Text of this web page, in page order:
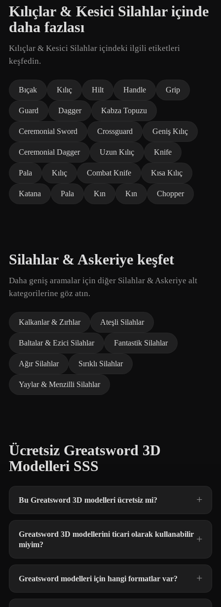
Kılıçlar & Kesici Silahlar içinde
daha fazlası
Kılıçlar & Kesici Silahlar içindeki ilgili etiketleri
keşfedin.
Bıçak Kılıç Hilt Handle Grip
Guard Dagger Kabza Topuzu
Ceremonial Sword Crossguard Geniş Kılıç
Ceremonial Dagger Uzun Kılıç Knife
Pala Kılıç Combat Knife Kısa Kılıç
Katana Pala Kın Kın Chopper
Silahlar & Askeriye keşfet
Daha geniş aramalar için diğer Silahlar & Askeriye alt
kategorilerine göz atın.
Kalkanlar & Zırhlar Ateşli Silahlar
Baltalar & Ezici Silahlar Fantastik Silahlar
Ağır Silahlar Sırıklı Silahlar
Yaylar & Menzilli Silahlar
Ücretsiz Greatsword 3D
Modelleri SSS
Bu Greatsword 3D modelleri ücretsiz mi?
Greatsword 3D modellerini ticari olarak kullanabilir
miyim?
Greatsword modelleri için hangi formatlar var?